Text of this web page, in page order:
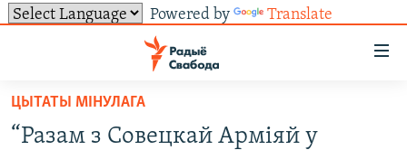
Powered by Translate
ўнівэрсальнага
доступу
Перайсьці
НАВІНЫ
ЦЫТАТЫ МІНУЛАГА
“Разам з Совецкай Арміяй у